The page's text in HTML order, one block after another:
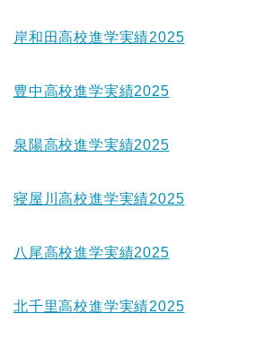
岸和田高校進学実績2025
豊中高校進学実績2025
泉陽高校進学実績2025
寝屋川高校進学実績2025
八尾高校進学実績2025
北千里高校進学実績2025